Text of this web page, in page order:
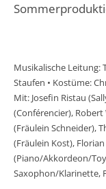
Musikalische Leitung:
Staufen • Kostüme:
Mit: Josefin Ristau
(Conférencier),
(Fräulein Schneider),
(Fräulein Kost),
(Piano/Akkordeon/
Saxophon/Klarinette,